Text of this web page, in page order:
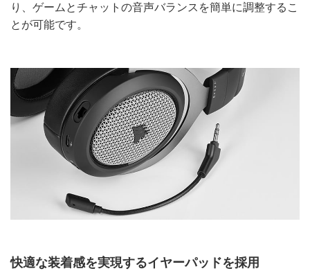
り、ゲームとチャットの音声バランスを簡単に調整するこ
とが可能です。
快適な装着感を実現するイヤーパッドを採用